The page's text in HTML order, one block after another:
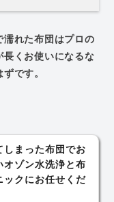
れた布団はプロの
くお使いになるな
です。
まった布団でお
オゾン水洗浄と布
ックにお任せくだ